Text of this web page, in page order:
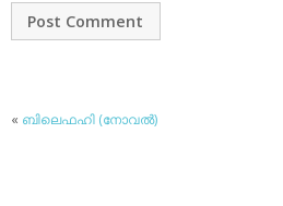
« ബിലെഫഹി (നോവല്‍)